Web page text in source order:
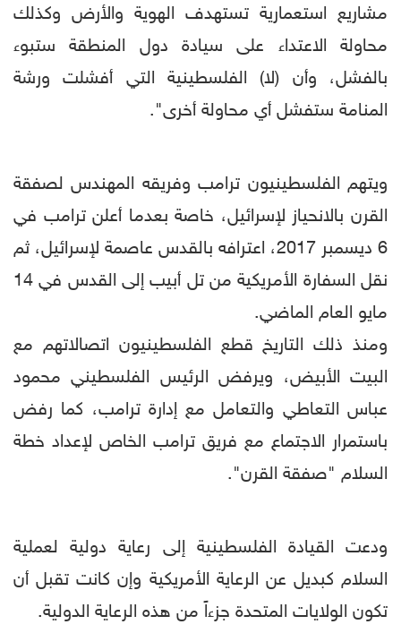
مشاريع استعمارية تستهدف الهوية والأرض وكذلك
محاولة الاعتداء على سيادة دول المنطقة ستبوء
بالفشل، وأن (لا) الفلسطينية التي أفشلت ورشة
المنامة ستفشل أي محاولة أخرى".
ويتهم الفلسطينيون ترامب وفريقه المهندس لصفقة
القرن بالانحياز لإسرائيل، خاصة بعدما أعلن ترامب في
6 ديسمبر 2017، اعترافه بالقدس عاصمة لإسرائيل، ثم
نقل السفارة الأمريكية من تل أبيب إلى القدس في 14
مايو العام الماضي.
ومنذ ذلك التاريخ قطع الفلسطينيون اتصالاتهم مع
البيت الأبيض، ويرفض الرئيس الفلسطيني محمود
عباس التعاطي والتعامل مع إدارة ترامب، كما رفض
باستمرار الاجتماع مع فريق ترامب الخاص لإعداد خطة
السلام "صفقة القرن".
ودعت القيادة الفلسطينية إلى رعاية دولية لعملية
السلام كبديل عن الرعاية الأمريكية وإن كانت تقبل أن
تكون الولايات المتحدة جزءاً من هذه الرعاية الدولية.